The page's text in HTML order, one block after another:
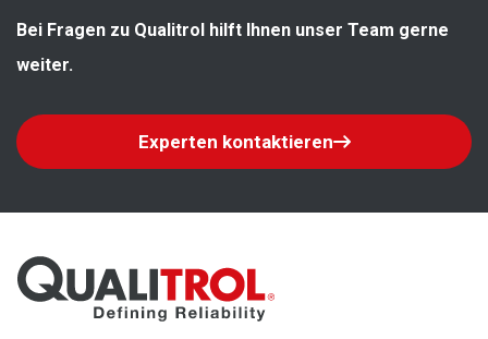
Bei Fragen zu Qualitrol hilft Ihnen unser Team gerne
weiter.
Experten kontaktieren